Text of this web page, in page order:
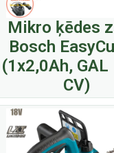
Mikro ķēdes
Bosch
(1x2,0Ah,
CV)